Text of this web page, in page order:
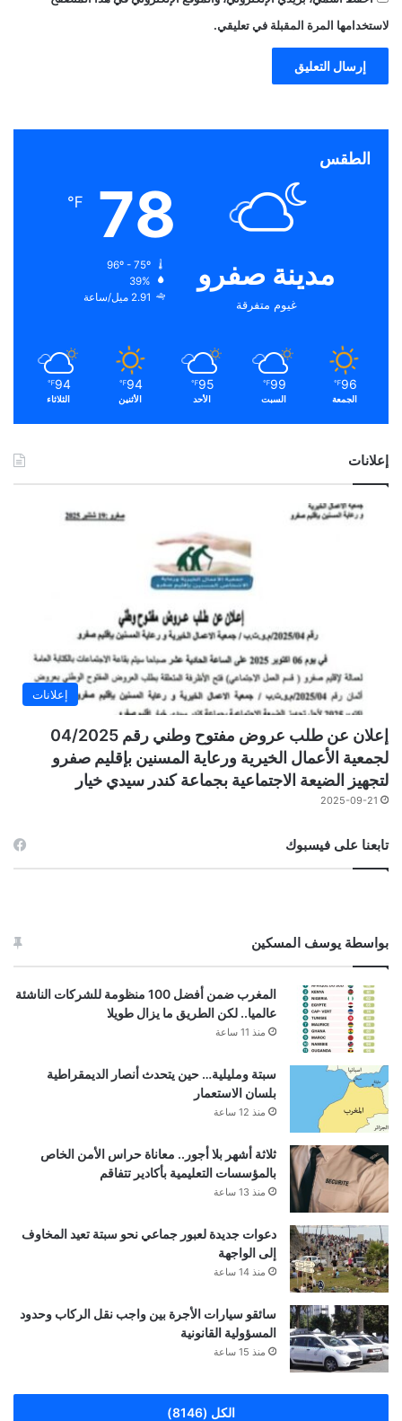
لاستخدامها المرة المقبلة في تعليقي.
الطقس
مدينة صفرو
غيوم متفرقة
78
℉
39%
2.91 ميل/ساعة
96
℉
الجمعة
99
℉
السبت
95
℉
الأحد
94
℉
الأثنين
94
℉
الثلاثاء
إعلانات
إعلانات
إعلان عن طلب عروض مفتوح وطني رقم 04/2025
لجمعية الأعمال الخيرية ورعاية المسنين بإقليم صفرو
لتجهيز الضيعة الاجتماعية بجماعة كندر سيدي خيار
2025-09-21
تابعنا على فيسبوك
بواسطة يوسف المسكين
المغرب ضمن أفضل 100 منظومة للشركات الناشئة
عالميا.. لكن الطريق ما يزال طويلا
منذ 11 ساعة
سبتة ومليلية… حين يتحدث أنصار الديمقراطية
بلسان الاستعمار
منذ 12 ساعة
ثلاثة أشهر بلا أجور.. معاناة حراس الأمن الخاص
بالمؤسسات التعليمية بأكادير تتفاقم
منذ 13 ساعة
دعوات جديدة لعبور جماعي نحو سبتة تعيد المخاوف
إلى الواجهة
منذ 14 ساعة
سائقو سيارات الأجرة بين واجب نقل الركاب وحدود
المسؤولية القانونية
منذ 15 ساعة
الكل (8146)